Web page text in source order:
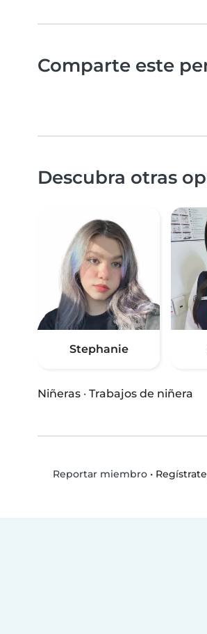
Comparte este
Descubra otras
Stephanie
Niñeras · Trabajos de niñera
Reportar miembro•